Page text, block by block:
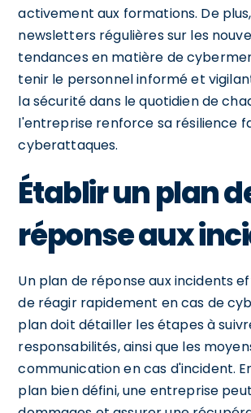
activement aux formations. De
newsletters régulières sur les
tendances en matière de
tenir le personnel informé et
la sécurité dans le quotidien de
l'entreprise renforce sa résilience
cyberattaques.
Établir un plan
réponse aux
Un plan de réponse aux incidents
de réagir rapidement en cas de
plan doit détailler les étapes à
responsabilités, ainsi que les
communication en cas d'incident.
plan bien défini, une entreprise